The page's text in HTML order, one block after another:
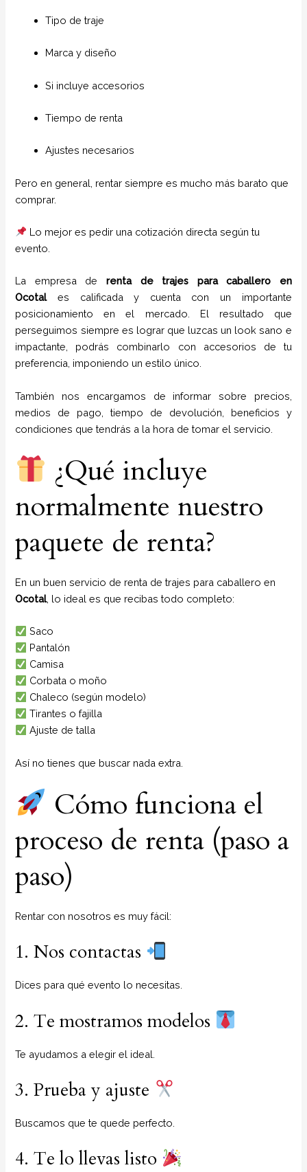
Tipo de traje
Marca y diseño
Si incluye accesorios
Tiempo de renta
Ajustes necesarios
Pero en general, rentar siempre es mucho más barato que
comprar.
Lo mejor es pedir una cotización directa según tu
evento.
La empresa de renta de trajes para caballero
en
Ocotal
es calificada y cuenta con un importante
posicionamiento en el mercado. El resultado que
perseguimos siempre es lograr que luzcas un look sano e
impactante, podrás combinarlo con accesorios de tu
preferencia, imponiendo un estilo único.
También nos encargamos de informar sobre precios,
medios de pago, tiempo de devolución, beneficios y
condiciones que tendrás a la hora de tomar el servicio.
¿Qué incluye
normalmente nuestro
paquete de renta?
En un buen servicio de renta de trajes para caballero en
Ocotal, lo ideal es que recibas todo completo:
Saco
Pantalón
Camisa
Corbata o moño
Chaleco (según modelo)
Tirantes o fajilla
Ajuste de talla
Así no tienes que buscar nada extra.
Cómo funciona el
proceso de renta (paso a
paso)
Rentar con nosotros es muy fácil:
1. Nos contactas
Dices para qué evento lo necesitas.
2. Te mostramos modelos
Te ayudamos a elegir el ideal.
3. Prueba y ajuste
Buscamos que te quede perfecto.
4. Te lo llevas listo